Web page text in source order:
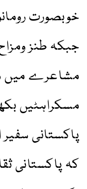
خوبصورت
جبکہ طنز
مشاعرے میں
مسکراہٹیں
پاکستانی سفیر
کہ پاکستانی